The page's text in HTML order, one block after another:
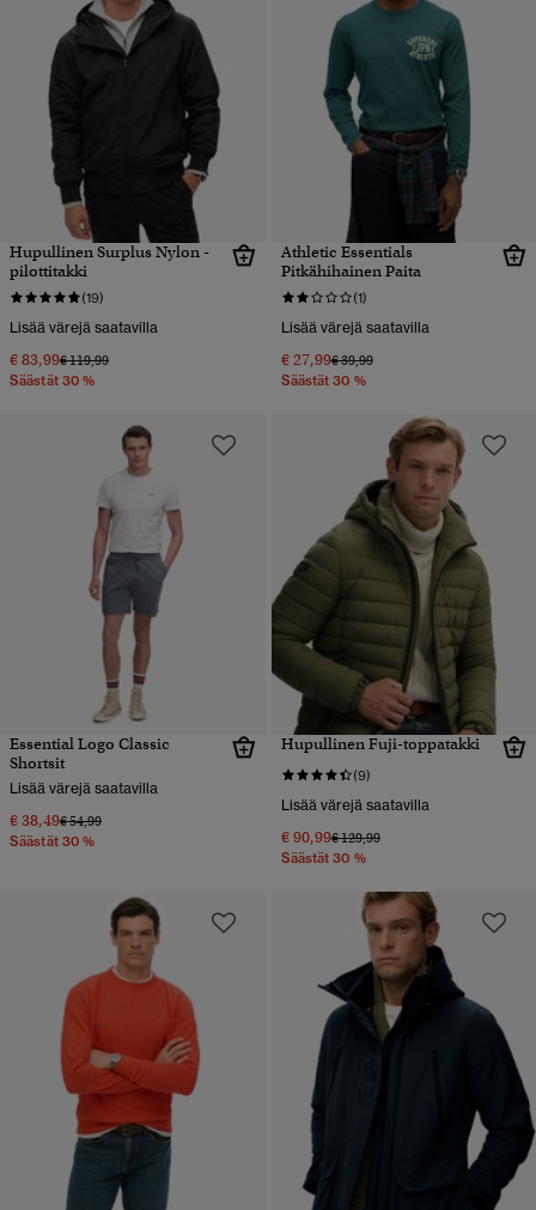
Hupullinen Surplus Nylon -
pilottitakki
(19)
Lisää värejä saatavilla
€ 83,99Hinta alennettu hinnasta
€ 119,99hintaan
Säästät 30 %
Athletic Essentials
Pitkähihainen Paita
(1)
Lisää värejä saatavilla
€ 27,99Hinta alennettu hinnasta
€ 39,99hintaan
Säästät 30 %
Essential Logo Classic
Shortsit
Lisää värejä saatavilla
€ 38,49Hinta alennettu hinnasta
€ 54,99hintaan
Säästät 30 %
Hupullinen Fuji-toppatakki
(9)
Lisää värejä saatavilla
€ 90,99Hinta alennettu hinnasta
€ 129,99hintaan
Säästät 30 %